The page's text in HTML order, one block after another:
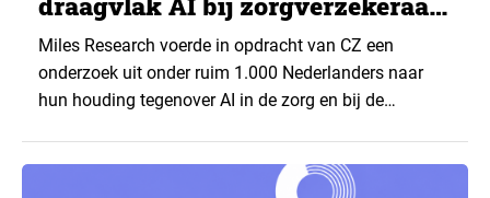
CZ
Miles Research voerde in opdracht van CZ een
onderzoek uit onder ruim 1.000 Nederlanders naar
hun houding tegenover AI in de zorg en bij de
toepassingen, en waar trekken zij een grens? Dit